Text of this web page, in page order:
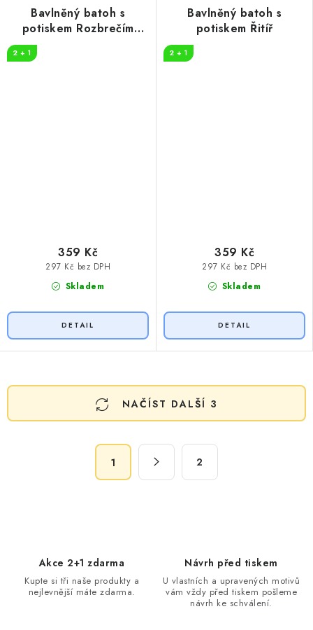
Bavlněný batoh s
potiskem Rozbrečím
2 + 1
Skladem
297 Kč bez DPH
359 Kč
Bavlněný batoh s
potiskem Řitíř
2 + 1
Skladem
297 Kč bez DPH
359 Kč
O
v
NAČÍST DALŠÍ 3
1 2
Akce 2+1 zdarma
Kupte si tři naše produkty a
nejlevnější máte zdarma.
Návrh před tiskem
U vlastních a upravených motivů
vám vždy před tiskem pošleme
návrh ke schválení.